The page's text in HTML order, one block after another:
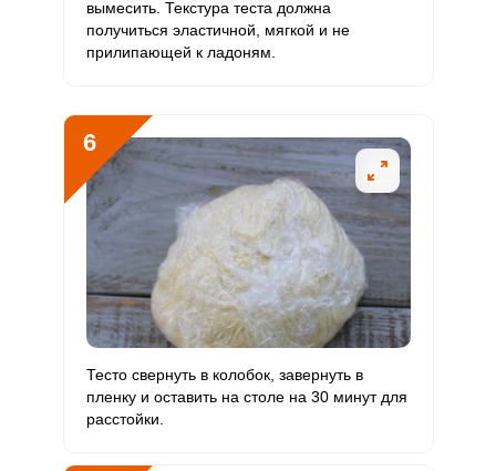
Ванадий 312.2 мкг 20 мкг 160
Молибден 60.4 мкг 70 мкг
вымесить. Текстура теста должна
получиться эластичной, мягкой и не
прилипающей к ладоням.
6
Тесто свернуть в колобок, завернуть в
пленку и оставить на столе на 30 минут для
расстойки.
Запомнить меня
ЕЩЕ НЕ ЗАРЕГИСТРИРОВАННЫ?
Забыли пароль?
Сразу отмерить, согласно пропорции рецепта, все
ингредиенты для теста и начинки.
Отправляя эту форму, вы соглашаетесь с Правилами сайта
Политикой конфиденциальности,Политикой обработки
персональных данныхи Пользовательским соглашением
ОТПРАВИТЬ СООБЩЕНИЕ